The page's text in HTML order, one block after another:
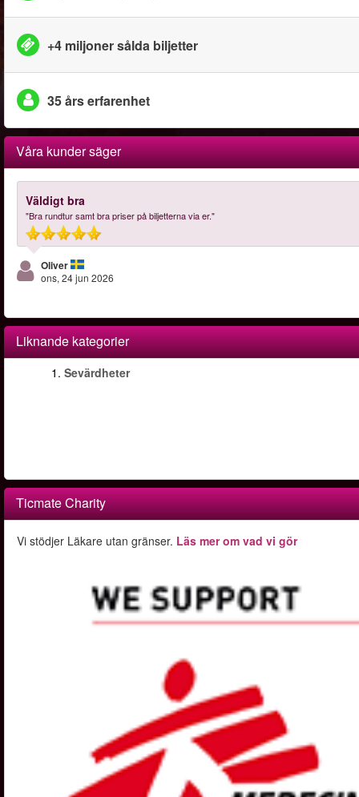
+4 miljoner sålda biljetter
35 års erfarenhet
Våra kunder säger
Väldigt bra
"Bra rundtur samt bra priser på biljetterna via er."
Oliver
ons, 24 jun 2026
Liknande kategorier
1. Sevärdheter
Ticmate Charity
Vi stödjer Läkare utan gränser. Läs mer om vad vi gör